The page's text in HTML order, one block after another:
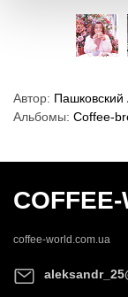
Автор: Пашковский
Альбомы: Coffee-
coffee-world.com.ua